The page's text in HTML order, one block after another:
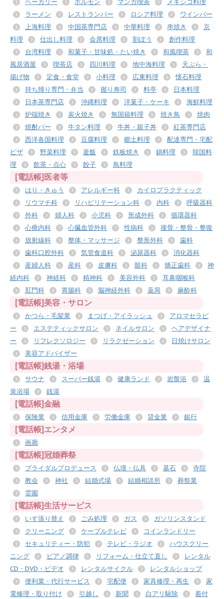
ベーカリー ホルモン マンガ喫茶
メキシコ料理
ラーメン
レストランバー ロシア料理
ワインバー
上海料理
中国茶専門店 中華料理 串焼き
京
料理
仕出し料理 会席料理 割ぽう
創作料理
台湾料理
和菓子・甘味処・たい焼き 和風喫茶
和
風居酒屋
喫茶店 四川料理 地中海料理
天ぷら・
揚げ物
定食・食堂 小料理 広東料理
懐石料理
持ち帰り専門・弁当
握り寿司 料亭
日本料理
日本茶専門店
沖縄料理 洋菓子・ケーキ
海鮮料理
炉端焼き
炭火焼き 無国籍料理 焼き鳥
焼肉
焼酎バー
牛タン料理 牛丼・親子丼
紅茶専門店
西洋各国料理
豆腐料理 郷土料理
配達専門・宅配
ピザ
野菜料理 釜飯 鉄板焼き 鍋料理
韓国料
理
飲茶・点心 餃子 鳥料理
[電話帳]医者等
はり・きゅう アレルギー科
カイロプラクティック
リウマチ科
リハビリテーション科 内科
呼吸器科
外科
婦人科 小児科 形成外科
循環器科
心療内科
心臓血管外科 性病科
接骨・整骨・整復
放射線科
整体・マッサージ 整形外科
歯科
歯科口腔外科
気管食道科 泌尿器科
消化器科
産婦人科
産科 皮膚科 眼科 矯正歯科
神
経内科
神経科 精神科 美容外科
耳鼻咽喉科
肛門科
胃腸科 脳神経外科 薬局 麻酔科
[電話帳]美容・サロン
かつら・毛髪業 まつげ・アイラッシュ
アロマセラピ
ー
エステティックサロン ネイルサロン
ヘアデザイナ
ー
リフレクソロジー リラクゼーション
日焼けサロン
美容アドバイザー
[電話帳]銭湯・浴場
サウナ スーパー銭湯 健康ランド 岩盤浴
温
泉浴場
銭湯
[電話帳]金融
保険業 信用金庫 労働金庫 貸金業 銀行
[電話帳]エンタメ
画廊
[電話帳]冠婚葬祭
ブライダルプロデュース 仏壇・仏具 墓石
寺院
教会
神社 結婚式場 結婚相談所
葬祭業
霊園
[電話帳]生活サービス
いす張り替え ごみ処理 ガス
ガソリンスタンド
クリーニング
ケーブルテレビ
コインランドリー
セキュリティー・防犯
テレビ・ラジオ
ハウスクリー
ニング
ピアノ調律 リフォーム・仕立て直し
レンタル
CD・DVD・ビデオ
レンタルサイクル
レンタルショップ
便利業・代行サービス
宅配便 家具修理・再生
家
電修理・取り付け
引越し 新聞 白アリ駆除
着付